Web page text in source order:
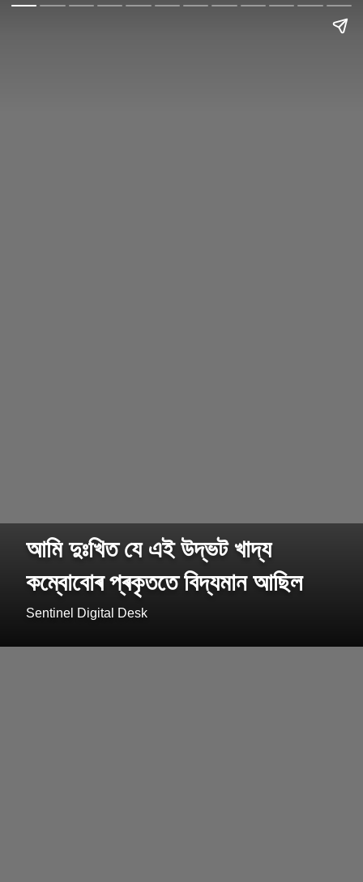
আমি দুঃখিত যে এই উদ্ভট খাদ্য
কম্বোবোৰ প্ৰকৃততে বিদ্যমান আছিল
Sentinel Digital Desk